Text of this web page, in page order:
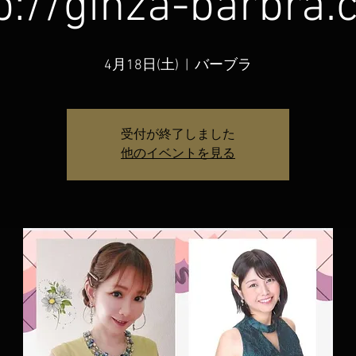
4月18日(土) バーブラ
受付が終了しました
他のイベントを見る